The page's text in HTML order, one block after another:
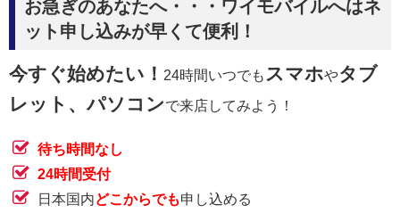
お急ぎのあなたへ・・・ワイモバイルへはネ
ット申し込みが早くて便利！
今すぐ始めたい！ 24時間いつでもスマホやタブ
レット、パソコンで来店してみよう！
待ち時間なし
24時間受付
日本国内どこからでも申し込める